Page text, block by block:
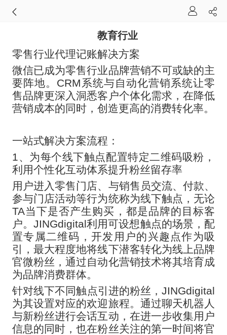
教育行业
零售行业代理记账解决方案
微信已成为零售行业品牌营销不可或缺的主
要阵地。 CRM系统与自动化营销系统让零
售品牌更深入洞悉客户个体化需求，在降低
营销成本的同时，创造更高的消费转化率。
一站式解决方案流程：
1、为每个线下触点配置特定二维码吸粉，
利用个性化互动体系提升粉丝留存率
用户进入零售门店、与销售员交流、付款、
参与门店活动等行为统称为线下触点，无论
TA当下是否产生购买，都是品牌的目标客
户。JINGdigital利用可设想触点的场景，配
置专属二维码，开发用户的兴趣点作为吸
引，最大程度地将线下潜客转化为线上品牌
官微粉丝，通过自动化营销技术将其培育成
为品牌消费群体。
针对线下不同触点引进的粉丝， JINGdigital
为其设置对应的欢迎旅程。通过聊天机器人
与新粉丝进行会话互动，在进一步收集用户
信息的同时，也在粉丝关注的第一时间将官